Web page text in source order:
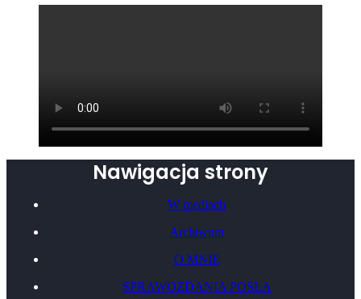
Nawigacja strony
W mediach
Archiwum
O MNIE
SPRAWOZDANIA POSŁA